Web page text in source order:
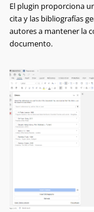
El plugin proporciona
cita y las bibliografías
autores a mantener la
documento.